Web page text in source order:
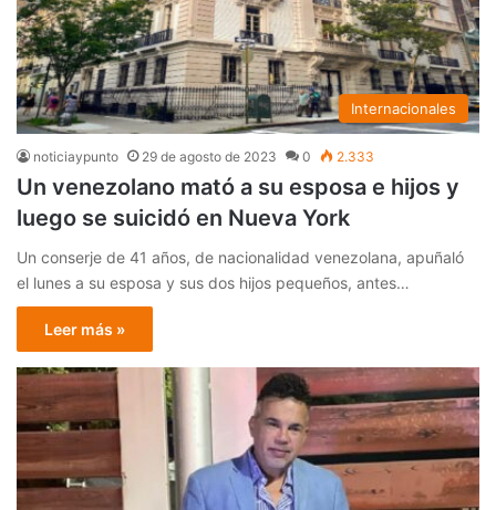
Internacionales
noticiaypunto 29 de agosto de 2023 0 2.333
Un venezolano mató a su esposa e hijos y
luego se suicidó en Nueva York
Un conserje de 41 años, de nacionalidad venezolana, apuñaló
el lunes a su esposa y sus dos hijos pequeños, antes…
Leer más »